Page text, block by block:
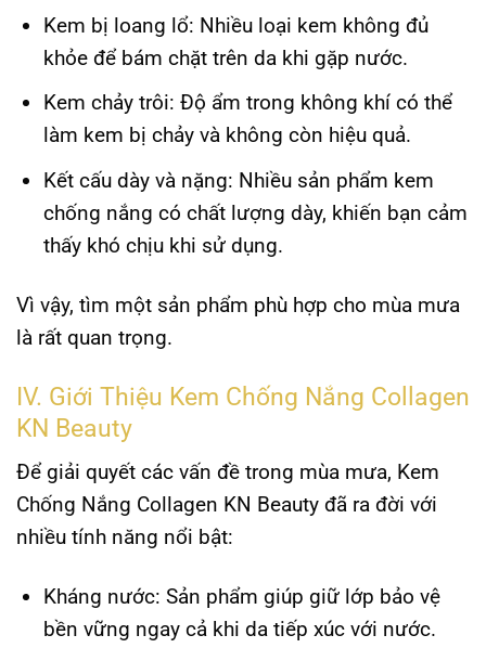
Kem bị loang lổ: Nhiều loại kem không đủ
khỏe để bám chặt trên da khi gặp nước.
Kem chảy trôi: Độ ẩm trong không khí có thể
làm kem bị chảy và không còn hiệu quả.
Kết cấu dày và nặng: Nhiều sản phẩm kem
chống nắng có chất lượng dày, khiến bạn cảm
thấy khó chịu khi sử dụng.
Vì vậy, tìm một sản phẩm phù hợp cho mùa mưa
là rất quan trọng.
IV. Giới Thiệu Kem Chống Nắng Collagen
KN Beauty
Để giải quyết các vấn đề trong mùa mưa, Kem
Chống Nắng Collagen KN Beauty đã ra đời với
nhiều tính năng nổi bật:
Kháng nước: Sản phẩm giúp giữ lớp bảo vệ
bền vững ngay cả khi da tiếp xúc với nước.